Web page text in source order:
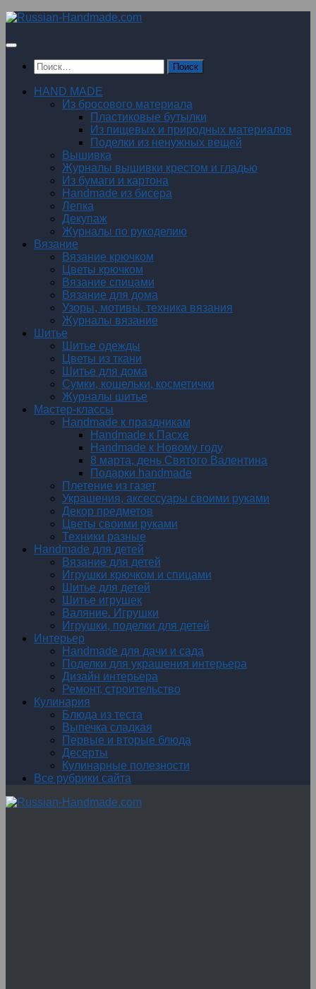
Перейти
содержимому
Найти:
HAND MADE
Из бросового материала
Пластиковые бутылки
Из пищевых и природных материалов
Поделки из ненужных вещей
Вышивка
Журналы вышивки крестом и гладью
Из бумаги и картона
Handmade из бисера
Лепка
Декупаж
Журналы по рукоделию
Вязание
Вязание крючком
Цветы крючком
Вязание спицами
Вязание для дома
Узоры, мотивы, техника вязания
Журналы вязание
Шитье
Шитье одежды
Цветы из ткани
Шитье для дома
Сумки, кошельки, косметички
Журналы шитье
Мастер-классы
Handmade к праздникам
Handmade к Пасхе
Handmade к Новому году
8 марта, день Святого Валентина
Подарки handmade
Плетение из газет
Украшения, аксессуары своими руками
Декор предметов
Цветы своими руками
Техники разные
Handmade для детей
Вязание для детей
Игрушки крючком и спицами
Шитье для детей
Шитье игрушек
Валяние. Игрушки
Игрушки, поделки для детей
Интерьер
Handmade для дачи и сада
Поделки для украшения интерьера
Дизайн интерьера
Ремонт, строительство
Кулинария
Блюда из теста
Выпечка сладкая
Первые и вторые блюда
Десерты
Кулинарные полезности
Все рубрики сайта